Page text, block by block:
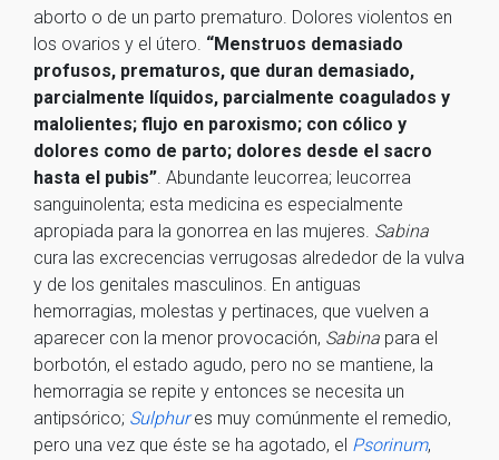
aborto o de un parto prematuro. Dolores violentos en
los ovarios y el útero. “Menstruos demasiado
profusos, prematuros, que duran demasiado,
parcialmente líquidos, parcialmente coagulados y
malolientes; flujo en paroxismo; con cólico y
dolores como de parto; dolores desde el sacro
hasta el pubis”. Abundante leucorrea; leucorrea
sanguinolenta; esta medicina es especialmente
apropiada para la gonorrea en las mujeres. Sabina
cura las excrecencias verrugosas alrededor de la vulva
y de los genitales masculinos. En antiguas
hemorragias, molestas y pertinaces, que vuelven a
aparecer con la menor provocación, Sabina para el
borbotón, el estado agudo, pero no se mantiene, la
hemorragia se repite y entonces se necesita un
antipsórico; Sulphur es muy comúnmente el remedio,
pero una vez que éste se ha agotado, el Psorinum,